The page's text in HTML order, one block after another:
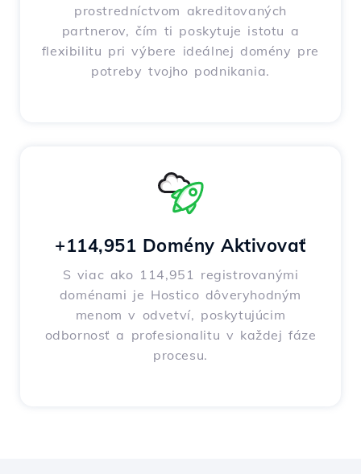
prostredníctvom akreditovaných
partnerov, čím ti poskytuje istotu a
flexibilitu pri výbere ideálnej domény pre
potreby tvojho podnikania.
+114,951 Domény Aktivovať
S viac ako 114,951 registrovanými
doménami je Hostico dôveryhodným
menom v odvetví, poskytujúcim
odbornosť a profesionalitu v každej fáze
procesu.